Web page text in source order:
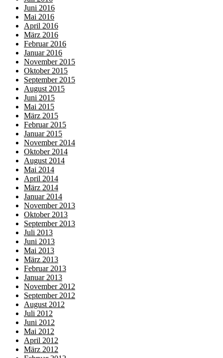
Juni 2016
Mai 2016
April 2016
März 2016
Februar 2016
Januar 2016
November 2015
Oktober 2015
September 2015
August 2015
Juni 2015
Mai 2015
März 2015
Februar 2015
Januar 2015
November 2014
Oktober 2014
August 2014
Mai 2014
April 2014
März 2014
Januar 2014
November 2013
Oktober 2013
September 2013
Juli 2013
Juni 2013
Mai 2013
März 2013
Februar 2013
Januar 2013
November 2012
September 2012
August 2012
Juli 2012
Juni 2012
Mai 2012
April 2012
März 2012